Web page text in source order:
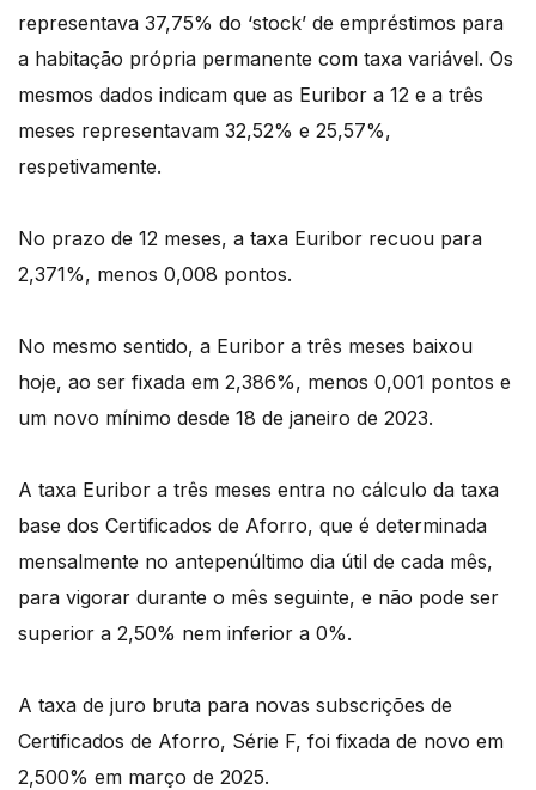
representava 37,75% do ‘stock’ de empréstimos para
a habitação própria permanente com taxa variável. Os
mesmos dados indicam que as Euribor a 12 e a três
meses representavam 32,52% e 25,57%,
respetivamente.
No prazo de 12 meses, a taxa Euribor recuou para
2,371%, menos 0,008 pontos.
No mesmo sentido, a Euribor a três meses baixou
hoje, ao ser fixada em 2,386%, menos 0,001 pontos e
um novo mínimo desde 18 de janeiro de 2023.
A taxa Euribor a três meses entra no cálculo da taxa
base dos Certificados de Aforro, que é determinada
mensalmente no antepenúltimo dia útil de cada mês,
para vigorar durante o mês seguinte, e não pode ser
superior a 2,50% nem inferior a 0%.
A taxa de juro bruta para novas subscrições de
Certificados de Aforro, Série F, foi fixada de novo em
2,500% em março de 2025.